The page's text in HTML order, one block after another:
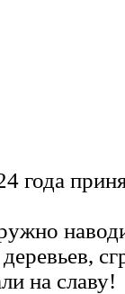
года
на славу!